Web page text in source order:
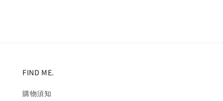
FIND ME.
購物須知